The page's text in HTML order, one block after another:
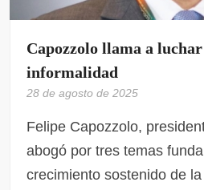
Capozzolo llama a
informalidad
28 de agosto de 2025
Felipe Capozzolo,
abogó por tres temas
crecimiento sostenido de